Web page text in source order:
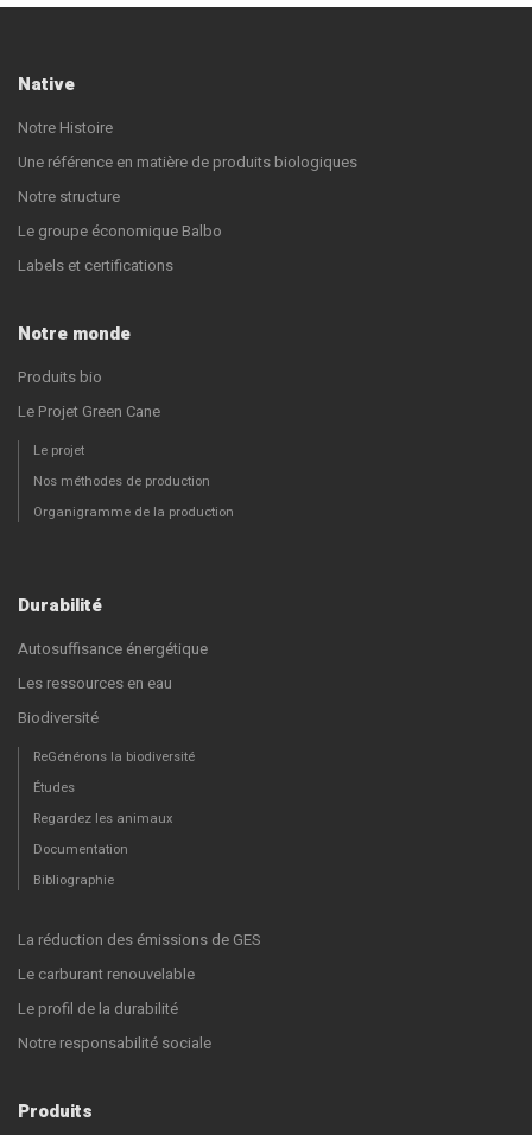
Native
Notre Histoire
Une référence en matière de produits biologiques
Notre structure
Le groupe économique Balbo
Labels et certifications
Notre monde
Produits bio
Le Projet Green Cane
Le projet
Nos méthodes de production
Organigramme de la production
Durabilité
Autosuffisance énergétique
Les ressources en eau
Biodiversité
ReGénérons la biodiversité
Études
Regardez les animaux
Documentation
Bibliographie
La réduction des émissions de GES
Le carburant renouvelable
Le profil de la durabilité
Notre responsabilité sociale
Produits